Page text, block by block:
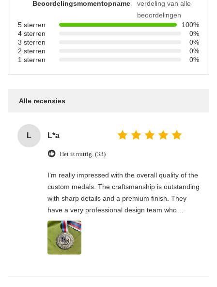
Beoordelingsmomentopname
verdeling van alle
beoordelingen
5 sterren
100%
4 sterren
0%
3 sterren
0%
2 sterren
0%
1 sterren
0%
Alle recensies
L L*a
Het is nuttig. (33)
I’m really impressed with the overall quality of the
custom medals. The craftsmanship is outstanding
with sharp details and a premium finish. They
have a very professional design team who
handled my custom requirements perfectly. Great
communication throughout the whole process,
and everything was done on time. This is a
reliable and trustworthy factory.